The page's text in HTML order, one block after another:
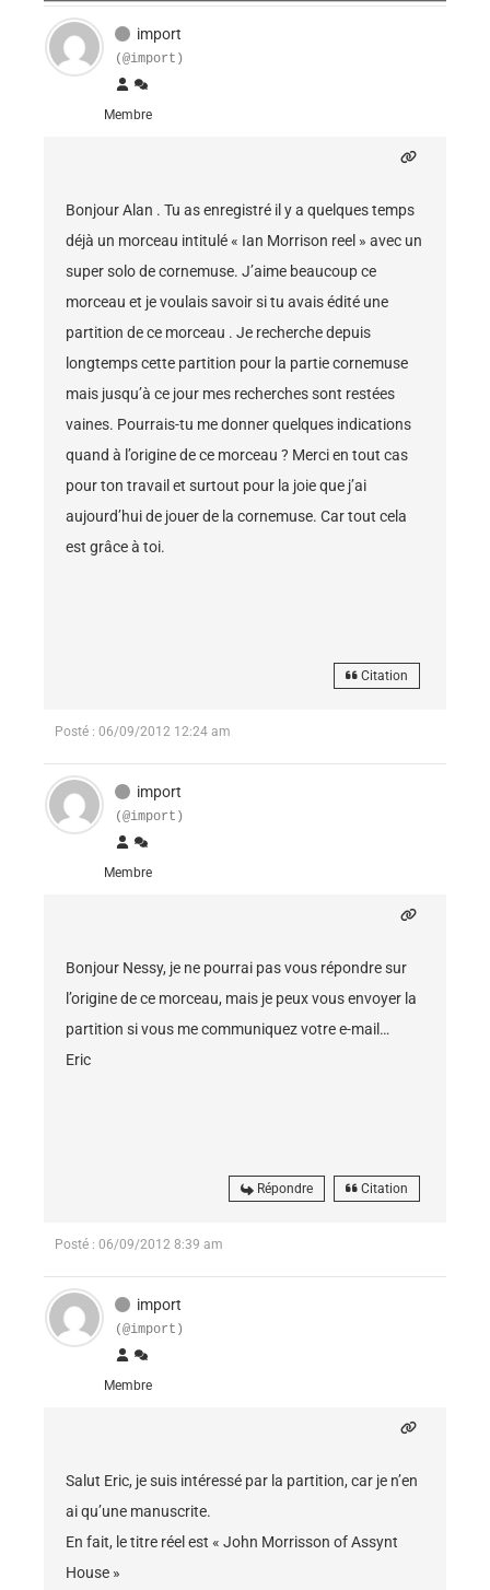
import
(@import)
Membre
Bonjour Alan . Tu as enregistré il y a quelques temps
déjà un morceau intitulé « Ian Morrison reel » avec un
super solo de cornemuse. J’aime beaucoup ce
morceau et je voulais savoir si tu avais édité une
partition de ce morceau . Je recherche depuis
longtemps cette partition pour la partie cornemuse
mais jusqu’à ce jour mes recherches sont restées
vaines. Pourrais-tu me donner quelques indications
quand à l’origine de ce morceau ? Merci en tout cas
pour ton travail et surtout pour la joie que j’ai
aujourd’hui de jouer de la cornemuse. Car tout cela
est grâce à toi.
Citation
Posté : 06/09/2012 12:24 am
import
(@import)
Membre
Bonjour Nessy, je ne pourrai pas vous répondre sur
l’origine de ce morceau, mais je peux vous envoyer la
partition si vous me communiquez votre e-mail…
Eric
Répondre Citation
Posté : 06/09/2012 8:39 am
import
(@import)
Membre
Salut Eric, je suis intéressé par la partition, car je n’en
ai qu’une manuscrite.
En fait, le titre réel est « John Morrisson of Assynt
House »